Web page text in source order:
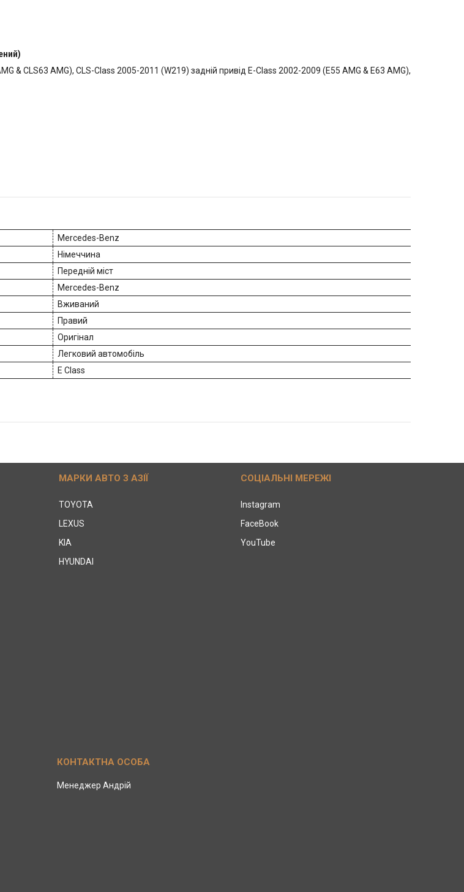
& CLS63 AMG), CLS-Class 2005-2011 (W219) задній привід E-Class 2002-2009 (E55 AMG & E63 AMG),
Mercedes-Benz
Німеччина
Передній міст
Mercedes-Benz
Вживаний
Правий
Оригінал
Легковий автомобіль
E Class
МАРКИ АВТО З АЗІЇ
TOYOTA
LEXUS
KIA
HYUNDAI
СОЦІАЛЬНІ МЕРЕЖІ
Instagram
FaceBook
YouTube
Менеджер Андрій